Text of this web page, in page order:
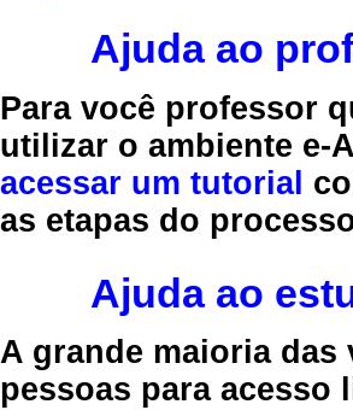
Ajuda ao
Para você professor
utilizar o ambiente e-
acessar um tutorial
as etapas do
Ajuda ao
A grande maioria das
pessoas para acesso